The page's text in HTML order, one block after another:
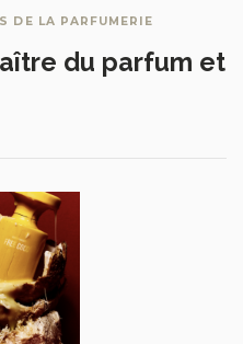
DE LA PARFUMERIE
du parfum et